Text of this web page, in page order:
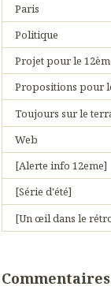
Paris
Politique
Projet pour le
Propositions pour
Toujours sur le
Web
[Alerte info 12eme]
[Série d'été]
[Un œil dans le